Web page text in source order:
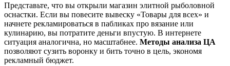
Представьте, что вы открыли магазин элитной рыболовной
оснастки. Если вы повесите вывеску «Товары для всех» и
начнете рекламироваться в пабликах про вязание или
кулинарию, вы потратите деньги впустую. В интернете
ситуация аналогична, но масштабнее. Методы анализа ЦА
позволяют сузить воронку и бить точно в цель, экономя
рекламный бюджет.